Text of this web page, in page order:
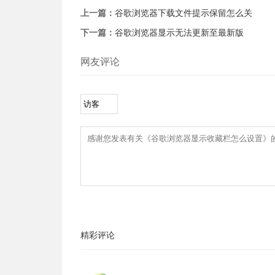
上一篇： 谷歌浏览器下载文件提示保留怎么关
下一篇： 谷歌浏览器显示无法更新至最新版
网友评论
精彩评论